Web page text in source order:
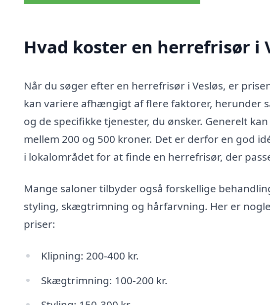
Hvad koster en herrefrisør i
Når du søger efter en herrefrisør i Vesløs, er
kan variere afhængigt af flere faktorer, herunder
og de specifikke tjenester, du ønsker. Generelt
mellem 200 og 500 kroner. Det er derfor en god
i lokalområdet for at finde en herrefrisør, der
Mange saloner tilbyder også forskellige
styling, skægtrimning og hårfarvning. Her er
priser:
Klipning: 200-400 kr.
Skægtrimning: 100-200 kr.